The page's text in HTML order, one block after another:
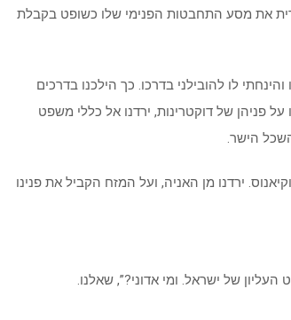
את מסע התחבטות הפנימי שלו כשופט בקבלת
לו להובילני בדרכו. כך הילכנו בדרכים
על פניהן של דוקטרינות, ירדנו אל כללי משפט
הישר.
ירדנו מן האניה, ועל המזח הקביל את פנינו
של ישראל. ומי אדוני?”, שאלנו.